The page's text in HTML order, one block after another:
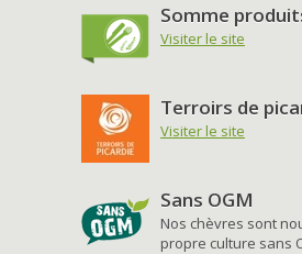
Somme
Visiter le site
Terroirs de
Visiter le site
Sans OGM
Nos chèvres sont
propre culture sans